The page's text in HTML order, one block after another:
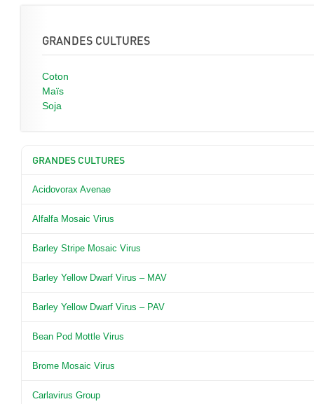
GRANDES CULTURES
Coton
Maïs
Soja
GRANDES CULTURES
Acidovorax Avenae
Alfalfa Mosaic Virus
Barley Stripe Mosaic Virus
Barley Yellow Dwarf Virus – MAV
Barley Yellow Dwarf Virus – PAV
Bean Pod Mottle Virus
Brome Mosaic Virus
Carlavirus Group